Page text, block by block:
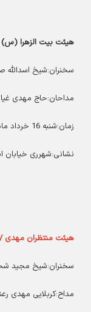
هیئت بیت الزهرا (س)
سخنران:شیخ اسدالله
مداحان:حاج مهدی
زمان:شنبه 16 خرداد ماه 1405 از ساعت 21
نشانی:شهرری خیابان
هیئت منتظران مهدی /
سخنران:شیخ مجید
مداح:کربلایی مهدی